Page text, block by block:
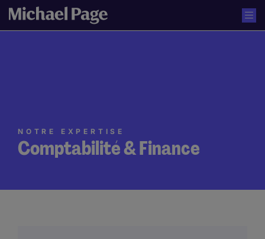
Comptabilité & Finance
NOTRE EXPERTISE